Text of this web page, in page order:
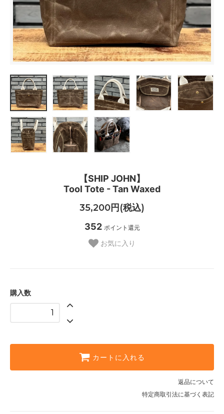
【SHIP JOHN】
Tool Tote - Tan Waxed
35,200円(税込)
352 ポイント還元
お気に入り
購入数
カートに入れる
返品について
特定商取引法に基づく表記